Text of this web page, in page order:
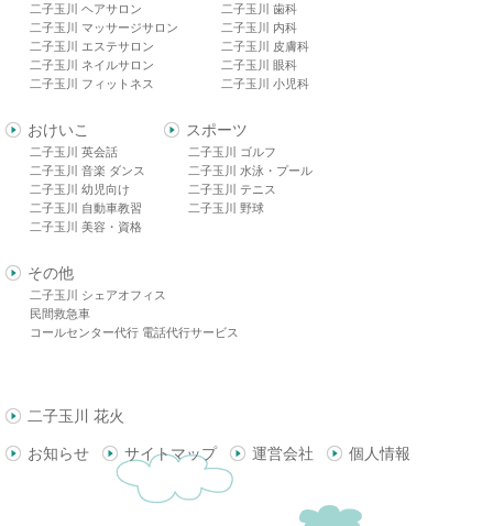
二子玉川 ヘアサロン
二子玉川 マッサージサロン
二子玉川 エステサロン
二子玉川 ネイルサロン
二子玉川 フィットネス
二子玉川 歯科
二子玉川 内科
二子玉川 皮膚科
二子玉川 眼科
二子玉川 小児科
おけいこ
二子玉川 英会話
二子玉川 音楽 ダンス
二子玉川 幼児向け
二子玉川 自動車教習
二子玉川 美容・資格
スポーツ
二子玉川 ゴルフ
二子玉川 水泳・プール
二子玉川 テニス
二子玉川 野球
その他
二子玉川 シェアオフィス
民間救急車
コールセンター代行 電話代行サービス
二子玉川 花火
お知らせ サイトマップ 運営会社 個人情報